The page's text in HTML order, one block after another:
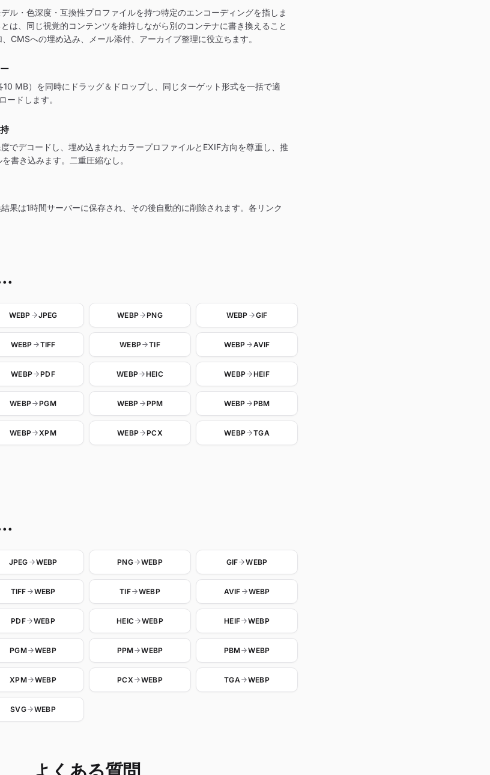
ル・色深度・互換性プロファイルを持つ特定のエンコーディングを指しま
は、同じ視覚的コンテンツを維持しながら別のコンテナに書き換えること
CMSへの埋め込み、メール添付、アーカイブ整理に役立ちます。
MB）を同時にドラッグ＆ドロップし、同じターゲット形式を一括で適
ードします。
でデコードし、埋め込まれたカラープロファイルとEXIF方向を尊重し、推
書き込みます。二重圧縮なし。
果は1時間サーバーに保存され、その後自動的に削除されます。各リンク
WEBP JPEG WEBP PNG WEBP GIF
WEBP TIFF WEBP TIF WEBP AVIF
WEBP PDF WEBP HEIC WEBP HEIF
WEBP PGM WEBP PPM WEBP PBM
WEBP XPM WEBP PCX WEBP TGA
JPEG WEBP PNG WEBP GIF WEBP
TIFF WEBP TIF WEBP AVIF WEBP
PDF WEBP HEIC WEBP HEIF WEBP
PGM WEBP PPM WEBP PBM WEBP
XPM WEBP PCX WEBP TGA WEBP
SVG WEBP